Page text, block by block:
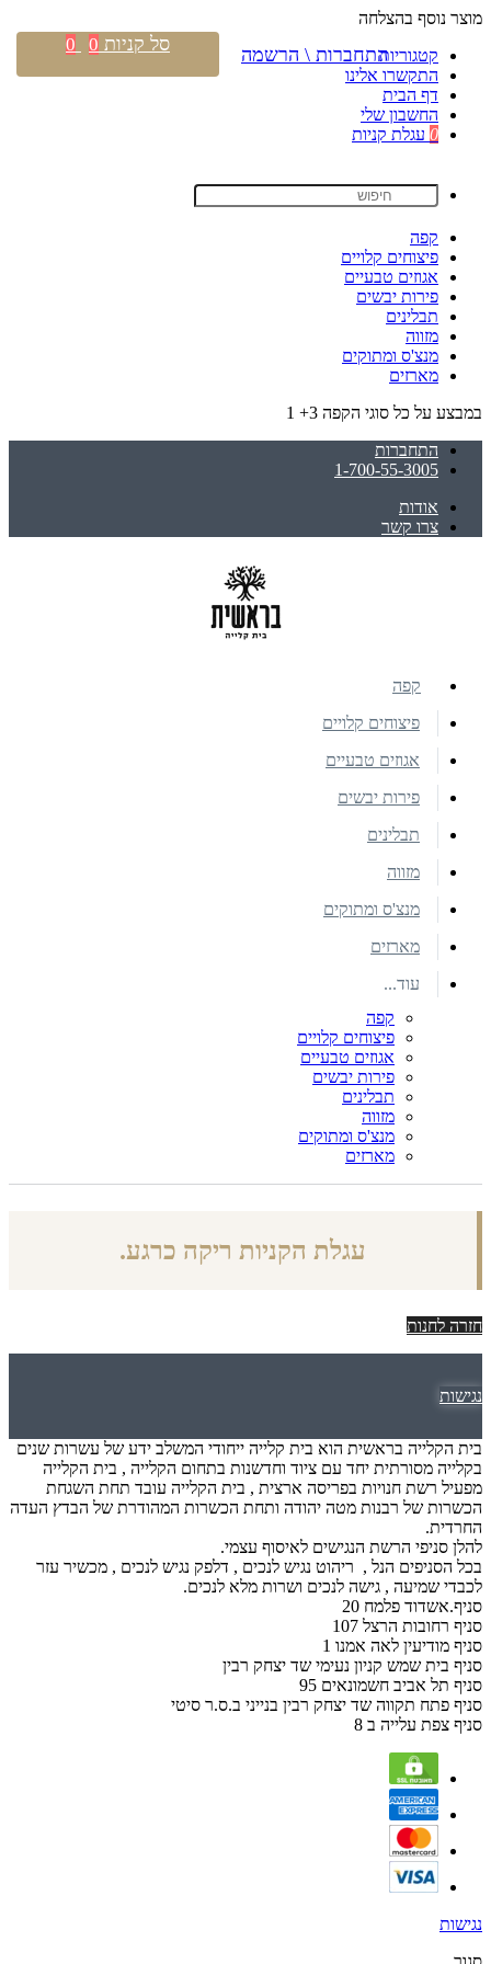
מוצר נוסף בהצלחה
קטגוריות
התקשרו אלינו
דף הבית
החשבון שלי
0 עגלת קניות
קפה
פיצוחים קלויים
אגוזים טבעיים
פירות יבשים
תבלינים
מזווה
מנצ'ס ומתוקים
מארזים
במבצע על כל סוגי הקפה 3+ 1
התחברות
1-700-55-3005
אודות
צרו קשר
התחברות \ הרשמה סל קניות 0
0
קפה
פיצוחים קלויים
אגוזים טבעיים
פירות יבשים
תבלינים
מזווה
מנצ'ס ומתוקים
מארזים
עוד...
קפה
פיצוחים קלויים
אגוזים טבעיים
פירות יבשים
תבלינים
מזווה
מנצ'ס ומתוקים
מארזים
עגלת הקניות ריקה כרגע.
חזרה לחנות
אודות
info@bereshit-roast.co.il
1-700-55-3005
שירות לקוחות
צרו קשר
מפת האתר
תקנון
מדיניות הפרטיות
ביטולים
החשבון שלי
החשבון שלי
היסטוריית ההזמנות
רשימת תפוצה
נגישות
בית הקלייה בראשית הוא בית קלייה ייחודי המשלב ידע של עשרות שנים
בקלייה מסורתית יחד עם ציוד וחדשנות בתחום הקלייה , בית הקלייה
מפעיל רשת חנויות בפריסה ארצית , בית הקלייה עובד תחת השגחת
הכשרות של רבנות מטה יהודה ותחת הכשרות המהודרת של הבדץ העדה
החרדית.
להלן סניפי הרשת הנגישים לאיסוף עצמי.
בכל הסניפים הנל , ריהוט נגיש לנכים , דלפק נגיש לנכים , מכשיר עזר
לכבדי שמיעה , גישה לנכים ושרות מלא לנכים.
סניף.אשדוד פלמח 20
סניף רחובות הרצל 107
סניף מודיעין לאה אמנו 1
סניף בית שמש קניון נעימי שד יצחק רבין
סניף תל אביב חשמונאים 95
סניף פתח תקווה שד יצחק רבין בנייני ב.ס.ר סיטי
סניף צפת עלייה ב 8
נגישות